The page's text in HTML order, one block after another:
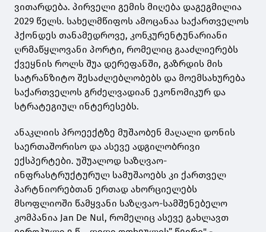
ვითარდება. პირველი გემის მიღება დაგეგმილია
2029 წელს. სახელმწიფოს ამოცანაა საქართველოს
ჰქონდეს თანამედროვე, კონკურენტუნარიანი
ღრმაწყლოვანი პორტი, რომელიც გააძლიერებს
ქვეყნის როლს შუა დერეფანში, გაზრდის მის
სატრანზიტო შესაძლებლობებს და მოემსახურება
საქართველოს გრძელვადიან ეკონომიკურ და
სტრატეგიულ ინტერესებს.
ანაკლიის პროეექტზე მუშაობენ მაღალი დონის
საერთაშორისო და ასევე ადგილობრივი
ექსპერტები. უშუალოდ საზღვაო-
ინფრასტრუქტურულ სამუშაოებს კი ქართველ
პარტნიორებთან ერთად ახორციელებს
მსოფლიოში წამყვანი საზღვაო-სამშენებელო
კომპანია Jan De Nul, რომელიც ასევე გახლავთ